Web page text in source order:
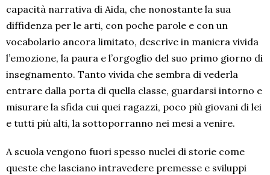
capacità narrativa di Aida, che nonostante la sua
diffidenza per le arti, con poche parole e con un
vocabolario ancora limitato, descrive in maniera vivida
l’emozione, la paura e l’orgoglio del suo primo giorno di
insegnamento. Tanto vivida che sembra di vederla
entrare dalla porta di quella classe, guardarsi intorno e
misurare la sfida cui quei ragazzi, poco più giovani di lei
e tutti più alti, la sottoporranno nei mesi a venire.
A scuola vengono fuori spesso nuclei di storie come
queste che lasciano intravedere premesse e sviluppi